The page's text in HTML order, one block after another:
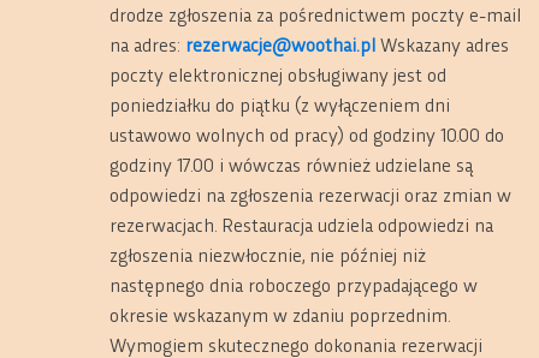
drodze zgłoszenia za pośrednictwem poczty e-mail
na adres: rezerwacje@woothai.plWskazany adres
poczty elektronicznej obsługiwany jest od
poniedziałku do piątku (z wyłączeniem dni
ustawowo wolnych od pracy) od godziny 10.00 do
godziny 17.00 i wówczas również udzielane są
odpowiedzi na zgłoszenia rezerwacji oraz zmian w
rezerwacjach. Restauracja udziela odpowiedzi na
zgłoszenia niezwłocznie, nie później niż
następnego dnia roboczego przypadającego w
okresie wskazanym w zdaniu poprzednim.
Wymogiem skutecznego dokonania rezerwacji